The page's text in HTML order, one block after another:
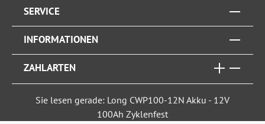
SERVICE
INFORMATIONEN
ZAHLARTEN
Sie lesen gerade: Long CWP100-12N Akku - 12V
100Ah Zyklenfest